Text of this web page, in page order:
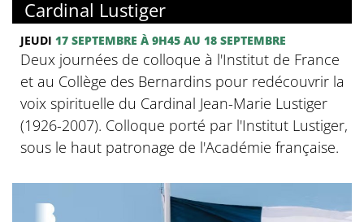
Cardinal Lustiger
JEUDI 17 SEPTEMBRE À 9H45 AU 18 SEPTEMBRE
Deux journées de colloque à l'Institut de France
et au Collège des Bernardins pour redécouvrir la
voix spirituelle du Cardinal Jean-Marie Lustiger
(1926-2007). Colloque porté par l'Institut Lustiger,
sous le haut patronage de l'Académie française.